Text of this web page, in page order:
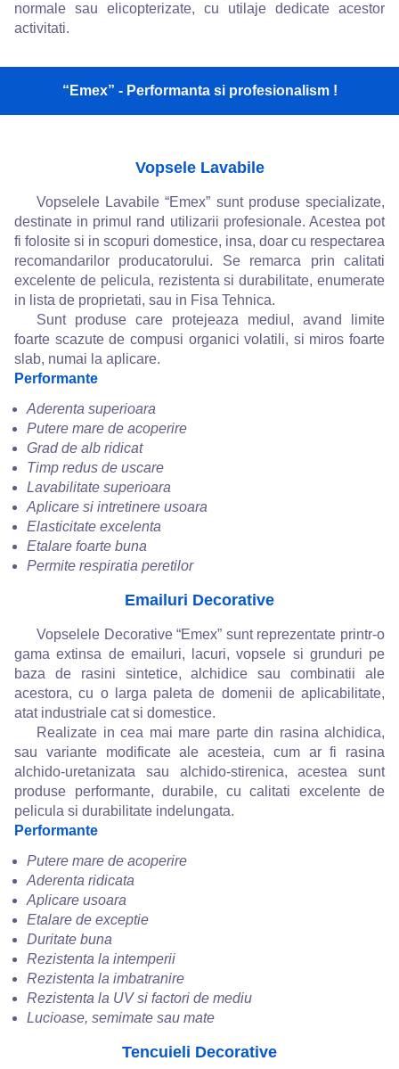
normale sau elicopterizate, cu utilaje dedicate acestor
activitati.
“Emex” - Performanta si profesionalism !
Vopsele Lavabile
Vopselele Lavabile “Emex” sunt produse specializate,
destinate in primul rand utilizarii profesionale. Acestea pot
fi folosite si in scopuri domestice, insa, doar cu respectarea
recomandarilor producatorului. Se remarca prin calitati
excelente de pelicula, rezistenta si durabilitate, enumerate
in lista de proprietati, sau in Fisa Tehnica.
Sunt produse care protejeaza mediul, avand limite
foarte scazute de compusi organici volatili, si miros foarte
slab, numai la aplicare.
Performante
Aderenta superioara
Putere mare de acoperire
Grad de alb ridicat
Timp redus de uscare
Lavabilitate superioara
Aplicare si intretinere usoara
Elasticitate excelenta
Etalare foarte buna
Permite respiratia peretilor
Emailuri Decorative
Vopselele Decorative “Emex” sunt reprezentate printr-o
gama extinsa de emailuri, lacuri, vopsele si grunduri pe
baza de rasini sintetice, alchidice sau combinatii ale
acestora, cu o larga paleta de domenii de aplicabilitate,
atat industriale cat si domestice.
Realizate in cea mai mare parte din rasina alchidica,
sau variante modificate ale acesteia, cum ar fi rasina
alchido-uretanizata sau alchido-stirenica, acestea sunt
produse performante, durabile, cu calitati excelente de
pelicula si durabilitate indelungata.
Performante
Putere mare de acoperire
Aderenta ridicata
Aplicare usoara
Etalare de exceptie
Duritate buna
Rezistenta la intemperii
Rezistenta la imbatranire
Rezistenta la UV si factori de mediu
Lucioase, semimate sau mate
Tencuieli Decorative